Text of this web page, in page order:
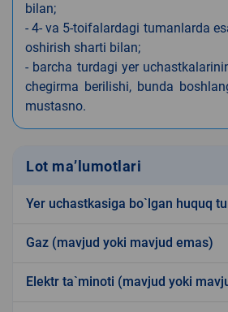
bilan;
- 4- va 5-toifalardagi tumanlarda
oshirish sharti bilan;
- barcha turdagi yer
chegirma berilishi, bunda
mustasno.
Lot ma’lumotlari
Yer uchastkasiga bo`lgan huquq
Gaz (mavjud yoki mavjud emas)
Elektr ta`minoti (mavjud yoki